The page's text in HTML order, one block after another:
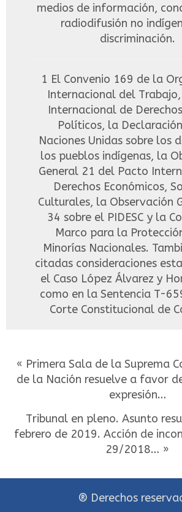
medios de información,
radiodifusión no
discriminación.
1 El Convenio 169 de la
Internacional del
Internacional de
Políticos, la
Naciones Unidas sobre los
los pueblos indígenas, la
General 21 del Pacto
Derechos Económicos,
Culturales, la Observación
34 sobre el PIDESC y la
Marco para la
Minorías Nacionales.
citadas consideraciones
el Caso López Álvarez y
como en la Sentencia T-
Corte Constitucional de
« Primera Sala de la Suprema
de la Nación resuelve a favor
expresión…
Tribunal en pleno. Asunto
febrero de 2019. Acción de
29/2018… »
® Derechos